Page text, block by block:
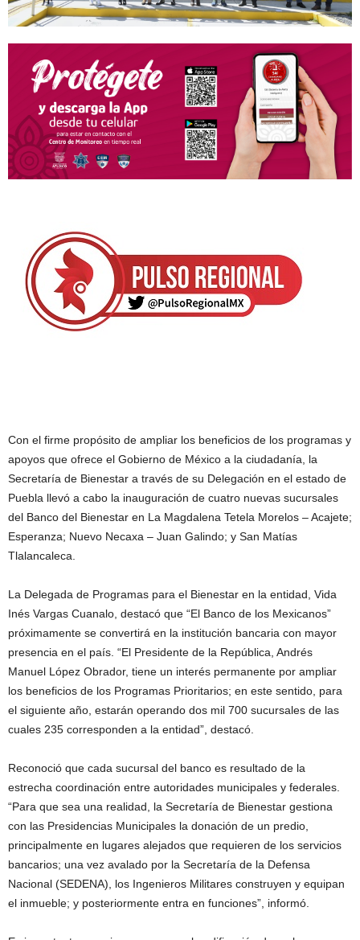
Con el firme propósito de ampliar los beneficios de los programas y
apoyos que ofrece el Gobierno de México a la ciudadanía, la
Secretaría de Bienestar a través de su Delegación en el estado de
Puebla llevó a cabo la inauguración de cuatro nuevas sucursales
del Banco del Bienestar en La Magdalena Tetela Morelos – Acajete;
Esperanza; Nuevo Necaxa – Juan Galindo; y San Matías
Tlalancaleca.
La Delegada de Programas para el Bienestar en la entidad, Vida
Inés Vargas Cuanalo, destacó que “El Banco de los Mexicanos”
próximamente se convertirá en la institución bancaria con mayor
presencia en el país. “El Presidente de la República, Andrés
Manuel López Obrador, tiene un interés permanente por ampliar
los beneficios de los Programas Prioritarios; en este sentido, para
el siguiente año, estarán operando dos mil 700 sucursales de las
cuales 235 corresponden a la entidad”, destacó.
Reconoció que cada sucursal del banco es resultado de la
estrecha coordinación entre autoridades municipales y federales.
“Para que sea una realidad, la Secretaría de Bienestar gestiona
con las Presidencias Municipales la donación de un predio,
principalmente en lugares alejados que requieren de los servicios
bancarios; una vez avalado por la Secretaría de la Defensa
Nacional (SEDENA), los Ingenieros Militares construyen y equipan
el inmueble; y posteriormente entra en funciones”, informó.